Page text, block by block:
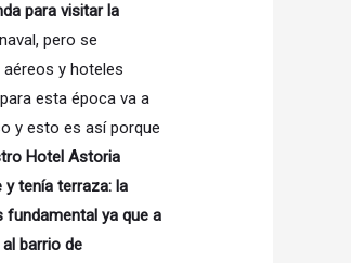
para visitar la
pero se
y hoteles
esta época va a
y esto es así porque
Hotel Astoria
tenía terraza: la
fundamental ya que a
barrio de